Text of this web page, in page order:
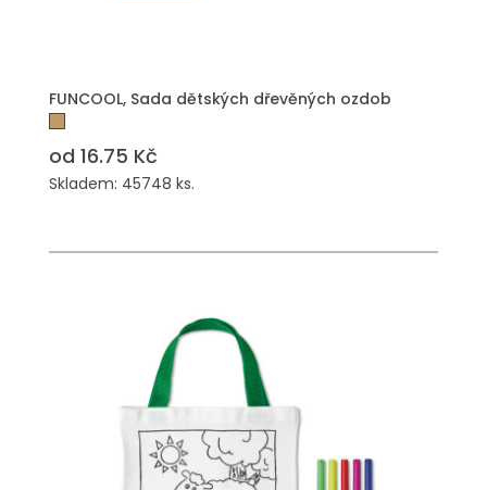
FUNCOOL, Sada dětských dřevěných ozdob
od 16.75 Kč
Skladem: 45748 ks.